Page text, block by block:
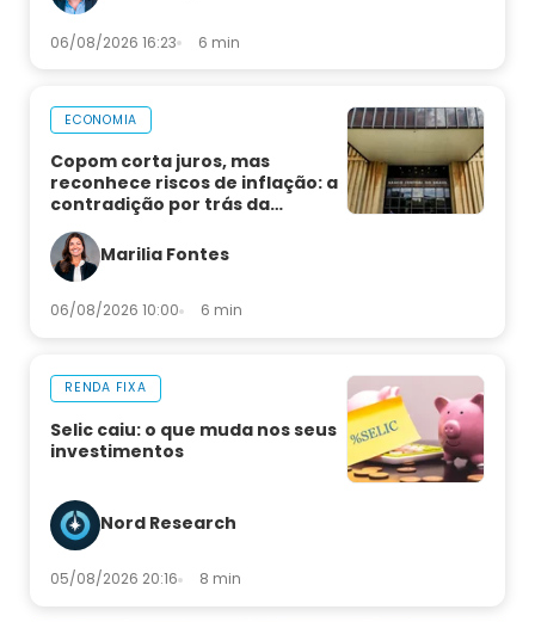
06/08/2026 16:23 6 min
ECONOMIA
Copom corta juros, mas
reconhece riscos de inflação: a
contradição por trás da
decisão
Marilia Fontes
06/08/2026 10:00 6 min
RENDA FIXA
Selic caiu: o que muda nos seus
investimentos
Nord Research
05/08/2026 20:16 8 min